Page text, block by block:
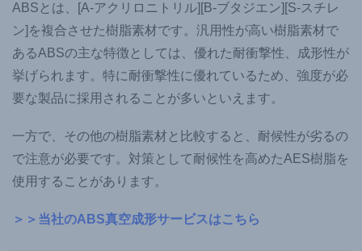
ABSとは、[A-アクリロニトリル][B-ブタジエン][S-スチレ
ン]を複合させた樹脂素材です。汎用性が高い樹脂素材で
あるABSの主な特徴としては、優れた耐衝撃性、成形性が
挙げられます。特に耐衝撃性に優れているため、強度が必
要な製品に採用されることが多いといえます。
一方で、その他の樹脂素材と比較すると、耐候性が劣るの
で注意が必要です。対策として耐候性を高めたAES樹脂を
使用することがあります。
＞＞当社のABS真空成形サービスはこちら